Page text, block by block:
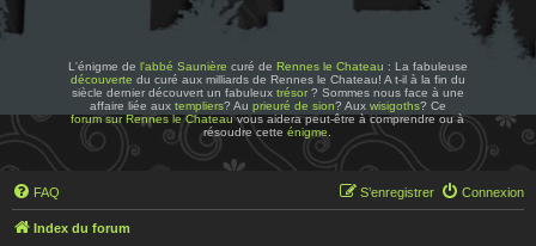
L'énigme de l'abbé Saunière curé de Rennes le Chateau : La fabuleuse
découverte du curé aux milliards de Rennes le Chateau! A t-il à la fin du
siècle dernier découvert un fabuleux trésor? Sommes nous face à une
affaire liée aux templiers? Au prieuré de sion? Aux wisigoths? Ce
forum sur Rennes le Chateauvous aidera peut-être à comprendre ou à
résoudre cetteénigme
FAQ Connexion
S’enregistrer
Index du forum